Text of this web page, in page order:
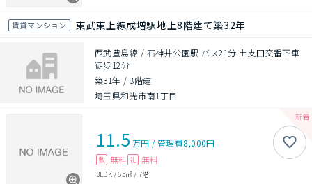
賃貸マンション 東武東上線成増駅地上8階建て築32年
西武豊島線 / 石神井公園駅 バス21分 土支田交番下車
徒歩12分
築31年 /8階建
埼玉県和光市南1丁目
11.5 万円 /管理費8,000円
敷 無料 礼 無料
3LDK/65㎡ / 7階